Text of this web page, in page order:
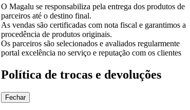
O Magalu se responsabiliza pela entrega dos produtos de
parceiros até o destino final.
As vendas são certificadas com nota fiscal e garantimos a
procedência de produtos originais.
Os parceiros são selecionados e avaliados regularmente
portal excelência no serviço e reputação com os clientes
Política de trocas e devoluções
Fechar